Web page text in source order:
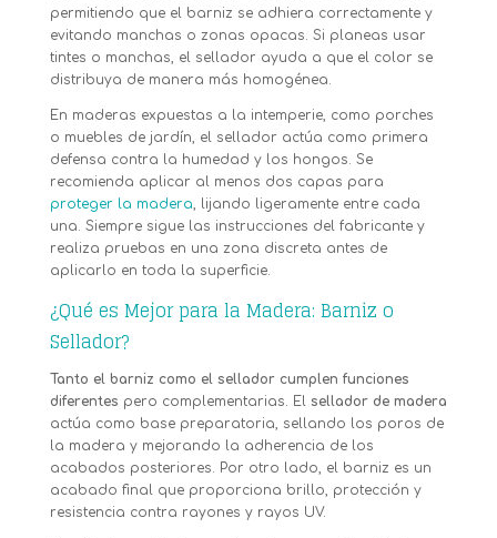
permitiendo que el barniz se adhiera correctamente y
evitando manchas o zonas opacas. Si planeas usar
tintes o manchas, el sellador ayuda a que el color se
distribuya de manera más homogénea.
En maderas expuestas a la intemperie, como porches
o muebles de jardín, el sellador actúa como primera
defensa contra la humedad y los hongos. Se
recomienda aplicar al menos dos capas para
proteger la madera, lijando ligeramente entre cada
una. Siempre sigue las instrucciones del fabricante y
realiza pruebas en una zona discreta antes de
aplicarlo en toda la superficie.
¿Qué es Mejor para la Madera: Barniz o
Sellador?
Tanto el barniz como el sellador cumplen funciones
diferentes pero complementarias. El sellador de madera
actúa como base preparatoria, sellando los poros de
la madera y mejorando la adherencia de los
acabados posteriores. Por otro lado, el barniz es un
acabado final que proporciona brillo, protección y
resistencia contra rayones y rayos UV.